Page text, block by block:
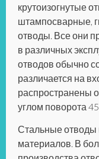
крутоизогнутые
штампосварные,
отводы. Все они
в различных
отводов обычно
различается на
распространены
углом поворота
Стальные отводы
материалов. В